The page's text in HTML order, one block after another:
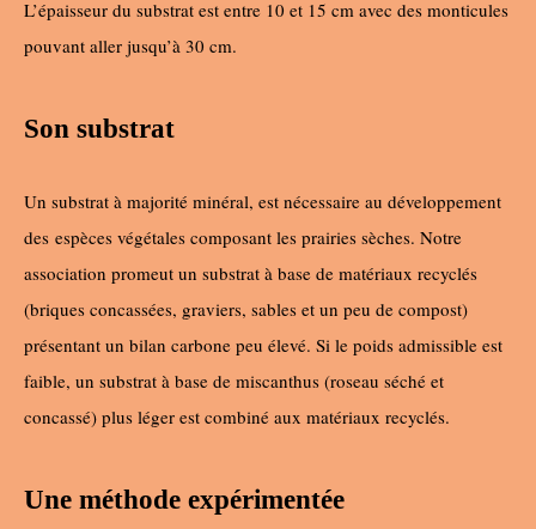
L’épaisseur du substrat est entre 10 et 15 cm avec des monticules
pouvant aller jusqu’à 30 cm.
Son substrat
Un substrat à majorité minéral, est nécessaire au développement
des espèces végétales composant les prairies sèches. Notre
association promeut un substrat à base de matériaux recyclés
(briques concassées, graviers, sables et un peu de compost)
présentant un bilan carbone peu élevé. Si le poids admissible est
faible, un substrat à base de miscanthus (roseau séché et
concassé) plus léger est combiné aux matériaux recyclés.
Une méthode expérimentée